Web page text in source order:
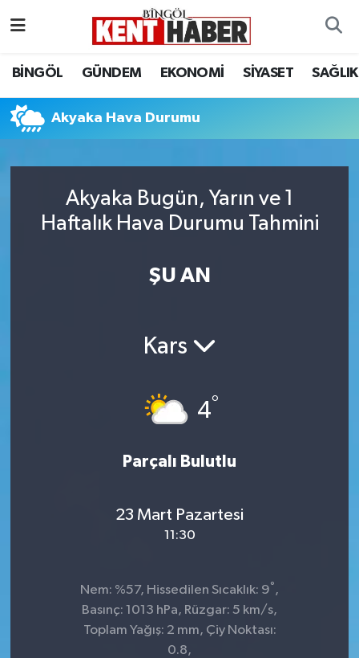
BİNGÖL GÜNDEM EKONOMİ SİYASET SAĞLIK
Akyaka Hava Durumu
Akyaka Bugün, Yarın ve 1
Haftalık Hava Durumu Tahmini
ŞU AN
Kars
4°
Parçalı Bulutlu
23 Mart Pazartesi
11:30
Nem: %57, Hissedilen Sıcaklık: 9° ,
Basınç: 1013 hPa, Rüzgar: 5 km/s,
Toplam Yağış: 2 mm, Çiy Noktası:
0.8,
BİLİM-TEKNOLOJİ
DÜNYA
EKONOMİ
RESMİ İLANLAR
SOLHAN
Bingöl Hava Durumu
Bingöl Namaz Vakitleri
Süper Lig Puan Durumu ve Fikstür